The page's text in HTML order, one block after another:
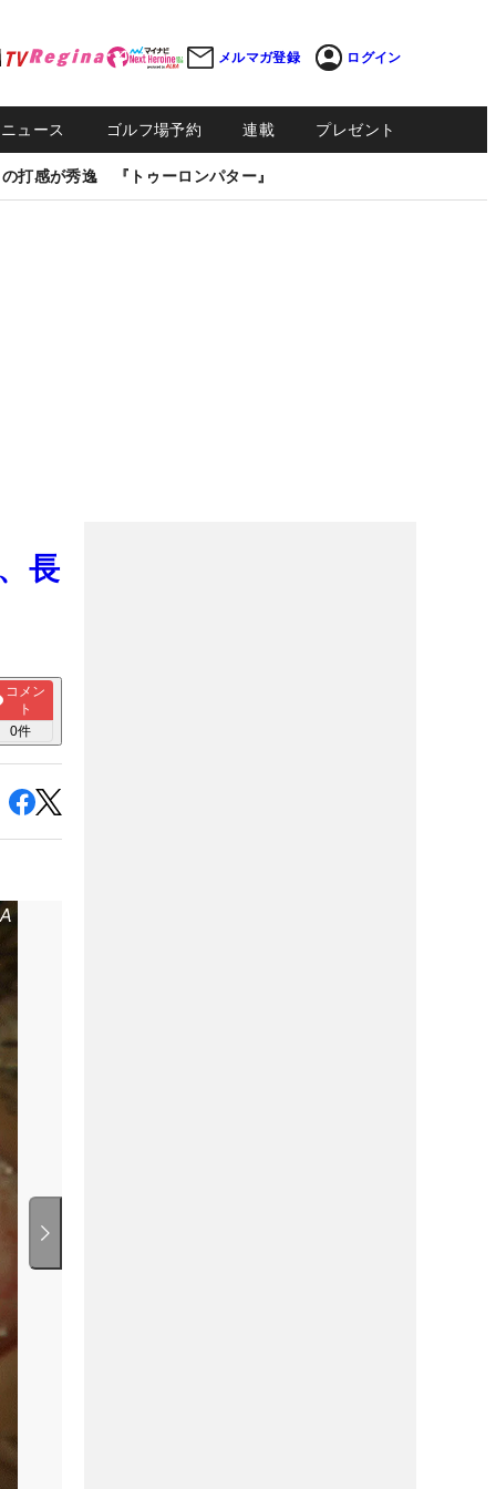
メルマガ登録 ログイン
ュース ゴルフ場予約 連載 プレゼント
打感が秀逸 『トゥーロンパター』
長
コメン
ト
0件